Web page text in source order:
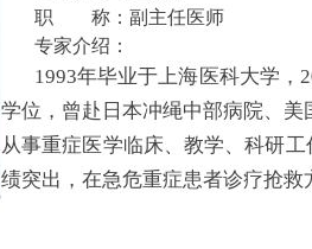
职 称：副主任医师
专家介绍：
1993年毕业于上海医科大学，
学位，曾赴日本冲绳中部病院、
从事重症医学临床、教学、科研
绩突出，在急危重症患者诊疗抢救